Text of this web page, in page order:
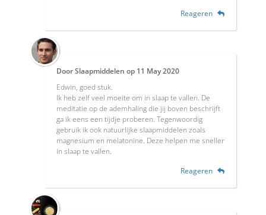
Reageren
DoorSlaapmiddelen op 11 May 2020
Edwin, goed stuk.
Ik heb zelf veel moeite om in slaap te vallen. De
meditatie op de ademhaling die jij boven beschrijft
ga ik eens een tijdje proberen. Tegenwoordig
gebruik ik ook natuurlijke slaapmiddelen zoals
magnesium en melatonine. Deze helpen me sneller
in slaap te vallen.
Reageren